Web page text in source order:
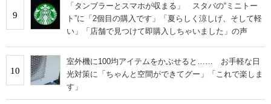
9
「タンブラーとスマホが収まる」 スタバの“ミニトー
ト”に「2個目の購入です」「夏らしく涼しげ、そして軽
い」「店舗で見つけて即購入しちゃいました」の声
10
室外機に100均アイテムをかぶせると…… お手軽な日
光対策に「ちゃんと空間ができてグー」「これで楽しま
す」